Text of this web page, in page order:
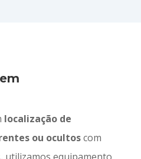
localização de
ou ocultoscom